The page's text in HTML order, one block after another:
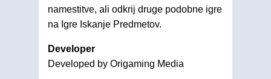
namestitve, ali odkrij druge podobne igre
na Igre Iskanje Predmetov.
Developer
Developed by Origaming Media